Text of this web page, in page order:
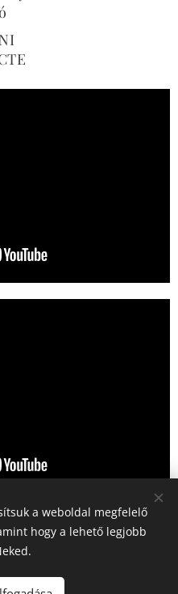
Általános Iskola
a weboldal megfelelő
hogy a lehető legjobb